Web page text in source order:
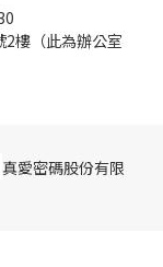
樓（此為辦公室
真愛密碼股份有限